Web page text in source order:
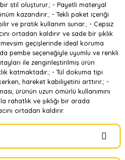
stil oluşturur.; - Payetli materyal
kazandırır.; - Tekli paket içeriği
ve pratik kullanım sunar.; - Cepsiz
ortadan kaldırır ve sade bir şıklık
geçişlerinde ideal koruma
pembe seçeneğiyle uyumlu ve renkli
ile zenginleştirilmiş ürün
katmaktadır.; - Tül dokuma tipi
hareket kabiliyetini arttırır.; -
ürünün uzun ömürlü kullanımını
rahatlık ve şıklığı bir arada
ortadan kaldırır.